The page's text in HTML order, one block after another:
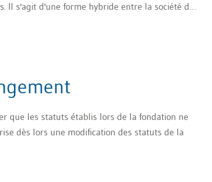
Il s'agit d'une forme hybride entre la société de
que les statuts établis lors de la fondation ne
dès lors une modification des statuts de la